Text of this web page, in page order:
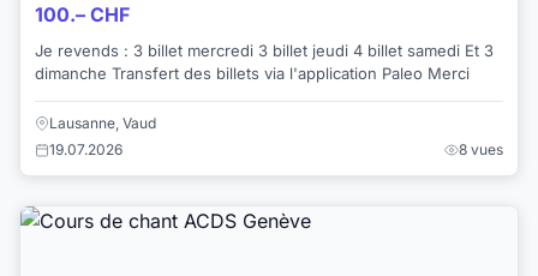
100.– CHF
Je revends : 3 billet mercredi 3 billet jeudi 4 billet samedi Et 3
dimanche Transfert des billets via l'application Paleo Merci
Lausanne, Vaud
19.07.2026
8 vues